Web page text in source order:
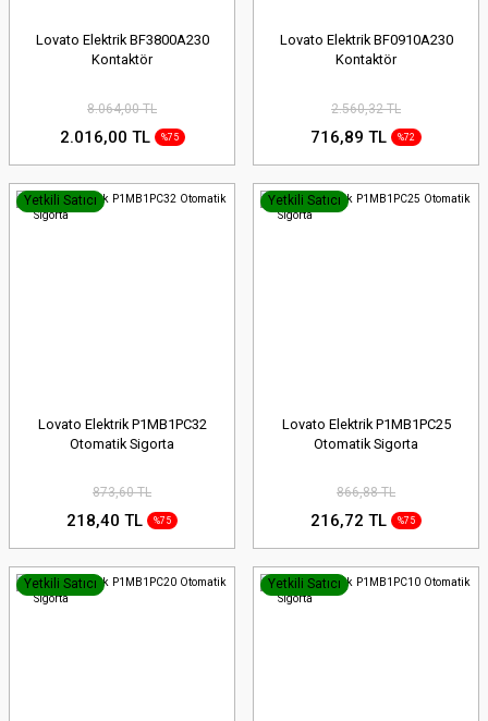
Lovato Elektrik BF3800A230
Kontaktör
8.064,00 TL
2.016,00 TL %75
Lovato Elektrik BF0910A230
Kontaktör
2.560,32 TL
716,89 TL %72
Yetkili Satıcı
Lovato Elektrik P1MB1PC32
Otomatik Sigorta
873,60 TL
218,40 TL %75
Yetkili Satıcı
Lovato Elektrik P1MB1PC25
Otomatik Sigorta
866,88 TL
216,72 TL %75
Yetkili Satıcı Yetkili Satıcı